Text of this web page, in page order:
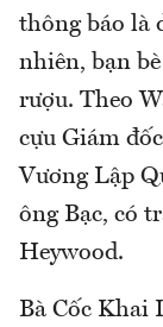
thông báo là
nhiên, bạn
rượu. Theo
cựu Giám
Vương Lập
ông Bạc, có
Heywood.
Bà Cốc Khai